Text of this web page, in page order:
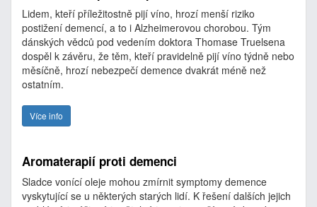
Lidem, kteří příležitostně pijí víno, hrozí menší riziko
postižení demencí, a to i Alzheimerovou chorobou. Tým
dánských vědců pod vedením doktora Thomase Truelsena
dospěl k závěru, že těm, kteří pravidelně pijí víno týdně nebo
měsíčně, hrozí nebezpečí demence dvakrát méně než
ostatním.
Více info
Aromaterapií proti demenci
Sladce vonící oleje mohou zmírnit symptomy demence
vyskytující se u některých starých lidí. K řešení dalších jejich